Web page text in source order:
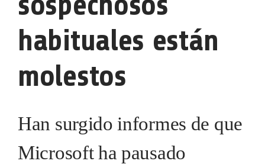
habituales están
molestos
Han surgido informes de que
Microsoft ha pausado